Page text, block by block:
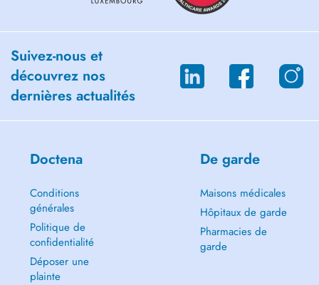
Suivez-nous et
découvrez nos
dernières actualités
Doctena
Conditions
générales
Politique de
confidentialité
Déposer une
plainte
De garde
Maisons médicales
Hôpitaux de garde
Pharmacies de
garde